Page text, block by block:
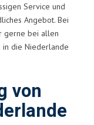
Service und
Angebot. Bei
gerne bei allen
in die Niederlande
von